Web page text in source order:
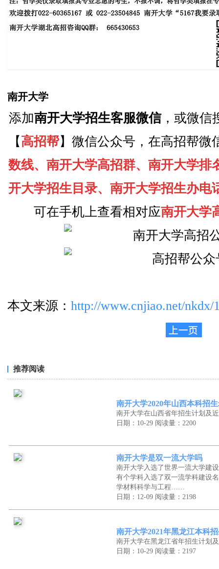
南开大学
添加南开大学招生客服微信，或微信
【 高招帮】微信公众号，在高招帮微
数线、南开大学高招群、南开大学排
开大学招生目录、南开大学招生办电
可在手机上查看相对应南开大学
本文来源： http://www.cnjiao.net/nkdx/
推荐阅读
南开大学2020年山西本科招
南开大学在山西省年招生计划及
日期：10-29 阅读量：2200
南开大学是双一流大学吗
南开大学入选了世界一流大学建
有个学科入选了双一流学科建设
学材料科学与工程……
日期：12-09 阅读量：2198
南开大学2021年黑龙江本科
南开大学在黑龙江省年招生计划
日期：10-29 阅读量：2197